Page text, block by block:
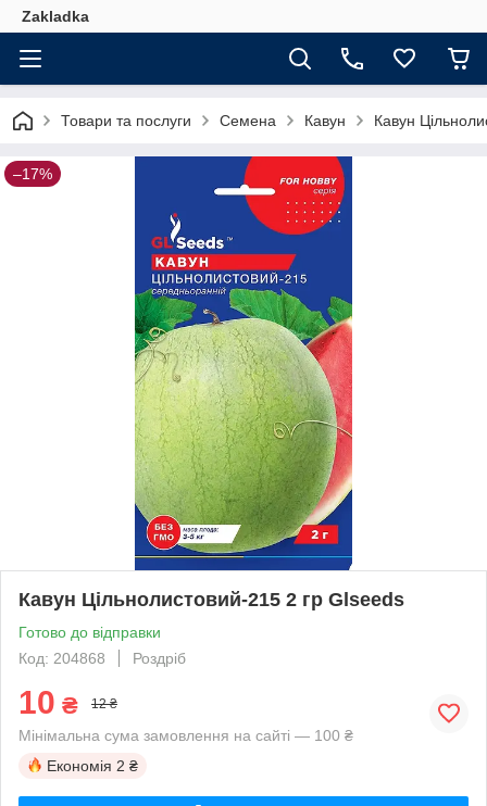
Zakladka
Товари та послуги Семена Кавун Кавун
–17%
Кавун Цільнолистовий-215 2 гр Glseeds
Готово до відправки
Код: 204868
Роздріб
10 ₴ 12 ₴
Мінімальна сума замовлення на сайті — 100 ₴
Економія 2 ₴